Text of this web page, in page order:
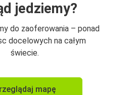
jedziemy?
do zaoferowania – ponad
docelowych na całym
świecie.
mapę